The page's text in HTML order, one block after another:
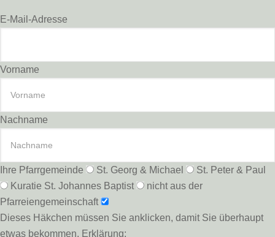
E-Mail-Adresse
Vorname
Nachname
Ihre Pfarrgemeinde St. Georg & Michael
St. Peter & Paul
Kuratie St. Johannes Baptist
nicht aus der
Pfarreiengemeinschaft
Dieses Häkchen müssen Sie anklicken, damit Sie überhaupt
etwas bekommen. Erklärung: